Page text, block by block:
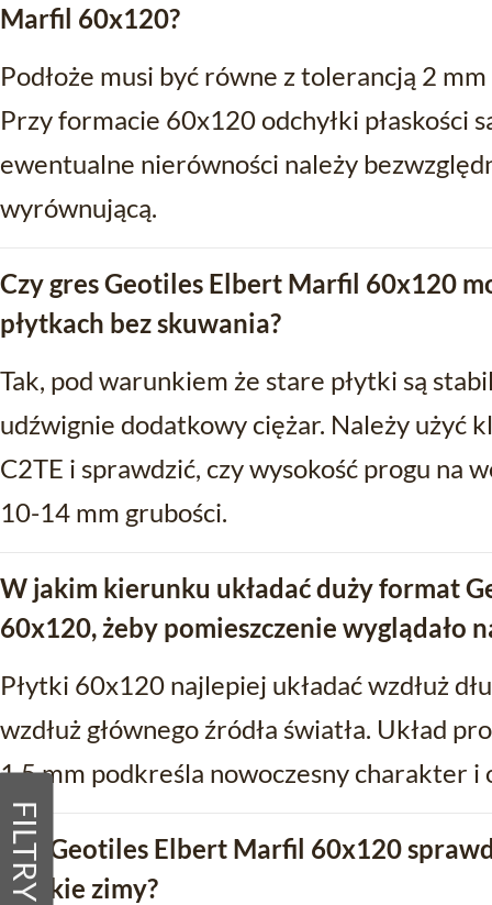
FILTRY
Marfil 60x120?
Podłoże musi być równe z tolerancją 2
Przy formacie 60x120 odchyłki płaskości
ewentualne nierówności należy
wyrównującą.
Czy gres Geotiles Elbert Marfil 60x120
płytkach bez skuwania?
Tak, pod warunkiem że stare płytki są
udźwignie dodatkowy ciężar. Należy użyć
C2TE i sprawdzić, czy wysokość progu na
10-14 mm grubości.
W jakim kierunku układać duży format
60x120, żeby pomieszczenie wyglądało
Płytki 60x120 najlepiej układać wzdłuż
wzdłuż głównego źródła światła. Układ
1,5 mm podkreśla nowoczesny charakter i
Czy Geotiles Elbert Marfil 60x120
polskie zimy?